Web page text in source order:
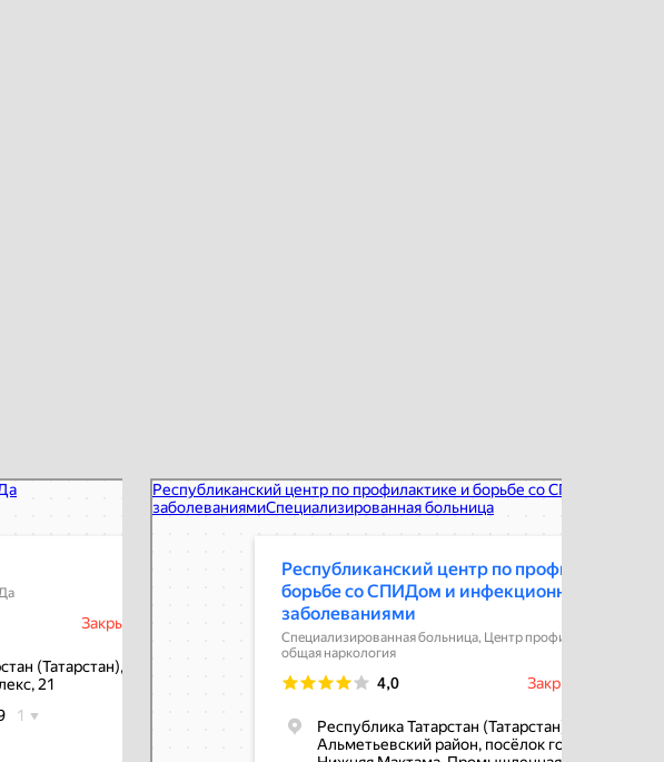
Республиканский центр по профилактике и борьбе со СПИДом и
инфекционными заболеваниями
Специализированная больница в Республике Татарстан
Центр профилактики СПИДа в Республике Татарстан